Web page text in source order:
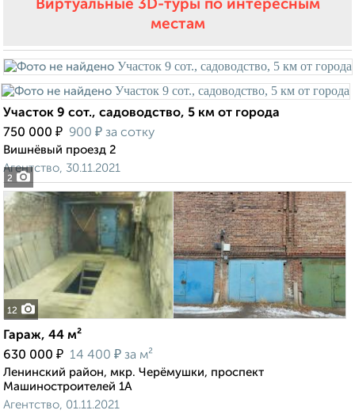
Виртуальные 3D-туры по интересным
местам
2
Участок 9 сот., садоводство, 5 км от города
750 000 ₽ 900 ₽ за сотку
Вишнёвый проезд 2
Агентство, 30.11.2021
12
Гараж, 44 м²
630 000 ₽ 14 400 ₽ за м²
Ленинский район, мкр. Черёмушки, проспект
Машиностроителей 1А
Агентство, 01.11.2021